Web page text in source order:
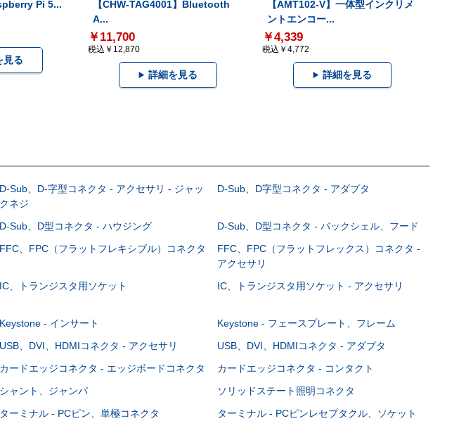
Pi 5...
見る
【CHW-TAG4001】Bluetooth
A...
￥11,700
税込￥12,870
詳細を見る
【AMT102-V】一体型インクリメ
ントエンコー...
￥4,339
税込￥4,772
詳細を見る
D-Sub、D-字型コネクタ - アクセサリ - ジャッ
クネジ
D-Sub、D字型コネクタ - アダプタ
D-Sub、D型コネクタ - ハウジング
D-Sub、D型コネクタ - バックシェル、フード
FFC、FPC（フラットフレキシブル）コネクタ
FFC、FPC（フラットフレックス）コネクタ -
アクセサリ
IC、トランジスタ用ソケット IC、トランジスタ用ソケット - アクセサリ
Keystone - インサート
Keystone - フェースプレート、フレーム
USB、DVI、HDMIコネクタ - アクセサリ
USB、DVI、HDMIコネクタ - アダプタ
カードエッジコネクタ - エッジボードコネクタ
カードエッジコネクタ - コンタクト
シャント、ジャンパ
ソリッドステート照明コネクタ
ターミナル - PCピン、単極コネクタ
ターミナル - PCピンレセプタクル、ソケット